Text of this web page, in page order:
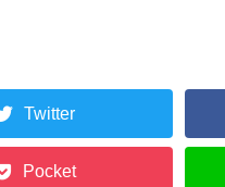
Twitter
Pocket